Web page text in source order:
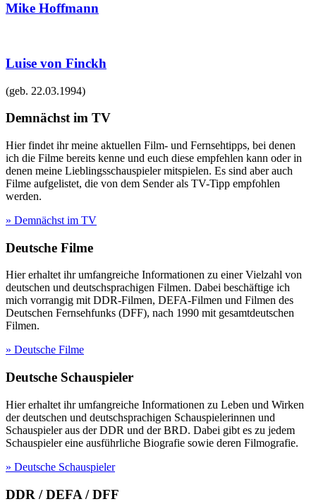
Mike Hoffmann
Luise von Finckh
(geb. 22.03.1994)
Demnächst im TV
Hier findet ihr meine aktuellen Film- und Fernsehtipps, bei denen
ich die Filme bereits kenne und euch diese empfehlen kann oder in
denen meine Lieblingsschauspieler mitspielen. Es sind aber auch
Filme aufgelistet, die von dem Sender als TV-Tipp empfohlen
werden.
» Demnächst im TV
Deutsche Filme
Hier erhaltet ihr umfangreiche Informationen zu einer Vielzahl von
deutschen und deutschsprachigen Filmen. Dabei beschäftige ich
mich vorrangig mit DDR-Filmen, DEFA-Filmen und Filmen des
Deutschen Fernsehfunks (DFF), nach 1990 mit gesamtdeutschen
Filmen.
» Deutsche Filme
Deutsche Schauspieler
Hier erhaltet ihr umfangreiche Informationen zu Leben und Wirken
der deutschen und deutschsprachigen Schauspielerinnen und
Schauspieler aus der DDR und der BRD. Dabei gibt es zu jedem
Schauspieler eine ausführliche Biografie sowie deren Filmografie.
» Deutsche Schauspieler
DDR / DEFA / DFF